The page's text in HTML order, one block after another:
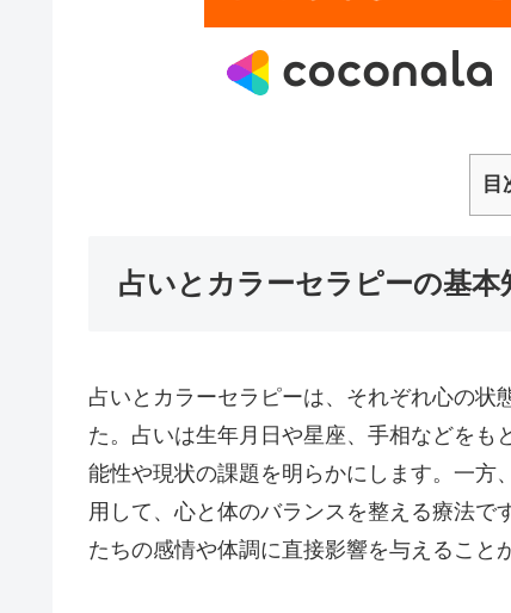
目
占いとカラーセラピーの基本
占いとカラーセラピーは、それぞれ心の状
た。占いは生年月日や星座、手相などを
能性や現状の課題を明らかにします。一方
用して、心と体のバランスを整える療法
たちの感情や体調に直接影響を与えること